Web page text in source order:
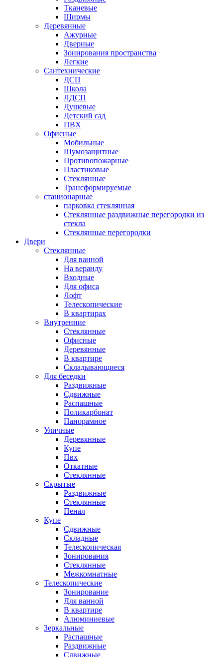
Тканевые
Ширмы
Деревянные
Ажурные
Дверные
Зонирования пространства
Легкие
Сантехнические
ДСП
Школа
ЛДСП
Душевые
Детский сад
ПВХ
Офисные
Мобильные
Шумозащитные
Противопожарные
Пластиковые
Стеклянные
Трансформируемые
стационарные
парковка стеклянная
Стеклянные раздвижные перегородки из
стекла
Стеклянные перегородки
Двери
Стеклянные
Для ванной
На веранду
Входные
Для офиса
Лофт
Телескопические
В квартирах
Внутренние
Стеклянные
Офисные
Деревянные
В квартире
Складывающиеся
Для беседки
Раздвижные
Сдвижные
Распашные
Поликарбонат
Панорамное
Уличные
Деревянные
Купе
Пвх
Откатные
Стеклянные
Скрытые
Раздвижные
Стеклянные
Пенал
Купе
Сдвижные
Складные
Телескопическая
Зонирования
Стеклянные
Межкомнатные
Телескопические
Зонирование
Для ванной
В квартире
Алюминиевые
Зеркальные
Распашные
Раздвижные
Сдвижные